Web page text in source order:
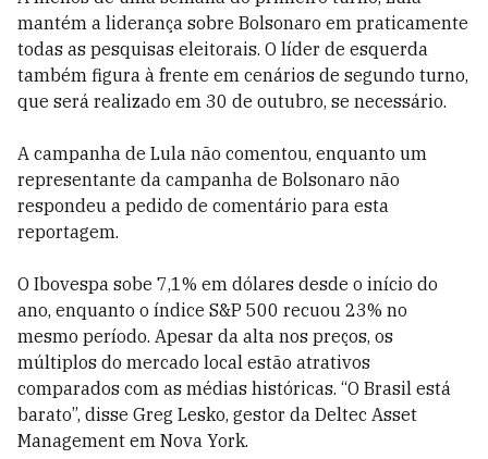
mantém a liderança sobre Bolsonaro em praticamente
todas as pesquisas eleitorais. O líder de esquerda
também figura à frente em cenários de segundo turno,
que será realizado em 30 de outubro, se necessário.
A campanha de Lula não comentou, enquanto um
representante da campanha de Bolsonaro não
respondeu a pedido de comentário para esta
reportagem.
O Ibovespa sobe 7,1% em dólares desde o início do
ano, enquanto o índice S&P 500 recuou 23% no
mesmo período. Apesar da alta nos preços, os
múltiplos do mercado local estão atrativos
comparados com as médias históricas. “O Brasil está
barato”, disse Greg Lesko, gestor da Deltec Asset
Management em Nova York.